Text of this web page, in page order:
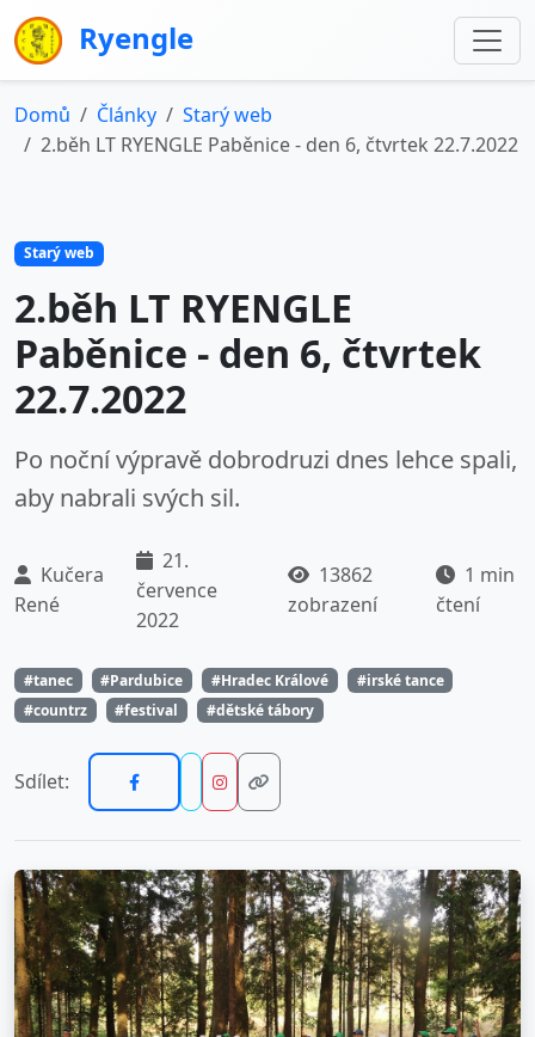
Ryengle
Domů Články
Starý web
2.běh LT RYENGLE Paběnice - den 6, čtvrtek 22.7.2022
Starý web
2.běh LT RYENGLE
Paběnice - den 6, čtvrtek
22.7.2022
Po noční výpravě dobrodruzi dnes lehce spali,
aby nabrali svých sil.
Kučera
René
21.
července
2022
13862
zobrazení
1 min
čtení
#tanec #Pardubice #Hradec Králové
#irské tance
#countrz
#festival #dětské tábory
Sdílet: